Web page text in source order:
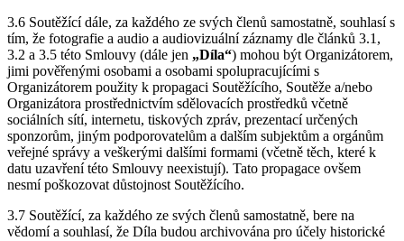
3.6 Soutěžící dále, za každého ze svých členů samostatně, souhlasí s
tím, že fotografie a audio a audiovizuální záznamy dle článků 3.1,
3.2 a 3.5 této Smlouvy (dále jen „Díla“) mohou být Organizátorem,
jimi pověřenými osobami a osobami spolupracujícími s
Organizátorem použity k propagaci Soutěžícího, Soutěže a/nebo
Organizátora prostřednictvím sdělovacích prostředků včetně
sociálních sítí, internetu, tiskových zpráv, prezentací určených
sponzorům, jiným podporovatelům a dalším subjektům a orgánům
veřejné správy a veškerými dalšími formami (včetně těch, které k
datu uzavření této Smlouvy neexistují). Tato propagace ovšem
nesmí poškozovat důstojnost Soutěžícího.
3.7 Soutěžící, za každého ze svých členů samostatně, bere na
vědomí a souhlasí, že Díla budou archivována pro účely historické